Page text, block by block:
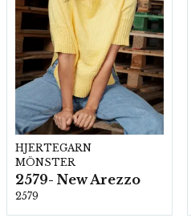
HJERTEGARN
MÖNSTER
2579- New Arezzo
2579